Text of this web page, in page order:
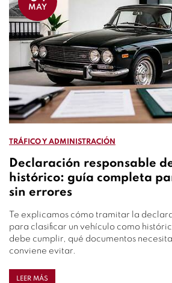
MAY
TRÁFICO Y ADMINISTRACIÓN
Declaración responsable
histórico: guía completa
sin errores
Te explicamos cómo tramitar la
para clasificar un vehículo como
debe cumplir, qué documentos
conviene evitar.
LEER MÁS